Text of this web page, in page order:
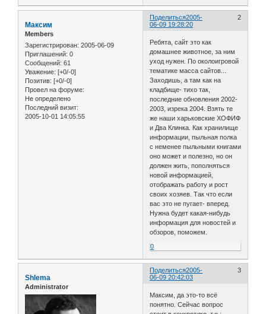
Поделиться 2
2005-
06-09 19:28:20
Максим
Members
Зарегистрирован: 2005-06-09
Приглашений: 0
Сообщений: 61
Уважение: [+0/-0]
Позитив: [+0/-0]
Провел на форуме:
Не определено
Последний визит:
2005-10-01 14:05:55
Ребята, сайт это как
домашнее животное, за ним
уход нужен. По околоигровой
тематике масса сайтов...
Заходишь, а там как на
кладбище- тихо так,
последние обновления 2002-
2003, изрека 2004. Взять те
же наши харьковские ХОФИФ
и Два Клинка. Как хранилище
информации, пыльная полка
с неменее пыльными книгами
оно может и полезно, но он
должен жить, пополняться
новой информацией,
отображать работу и рост
своих хозяев. Так что если
вас это не пугает- вперед.
Нужна будет какая-нибудь
информация для новостей и
обзоров, поможем.
0
Поделиться 3
2005-
06-09 20:42:03
Shlema
Administrator
Максим, да это-то всё
понятно. Сейчас вопрос